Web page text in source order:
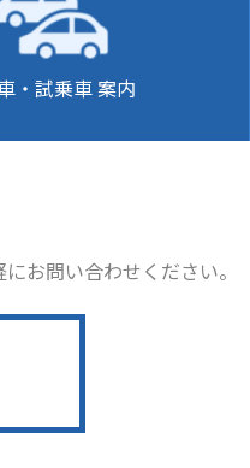
・試乗車 案内
お問い合わせください。